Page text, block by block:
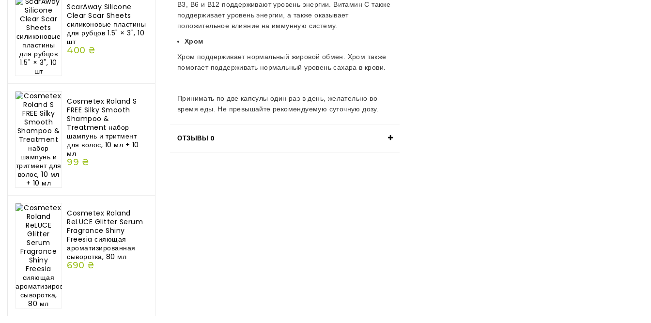
ScarAway Silicone
Clear Scar Sheets
силиконовые пластины
для рубцов 1.5" × 3", 10
шт
400 ₴
Cosmetex Roland S
FREE Silky Smooth
Shampoo &
Treatment набор
шампунь и тритмент
для волос, 10 мл + 10
мл
99 ₴
Cosmetex Roland
ReLUCE Glitter Serum
Fragrance Shiny
Freesia сияющая
ароматизированная
сыворотка, 80 мл
690 ₴
B3, B6 и B12 поддерживают уровень энергии. Витамин С также
поддерживает уровень энергии, а также оказывает
положительное влияние на иммунную систему.
Хром
Хром поддерживает нормальный жировой обмен. Хром также
помогает поддерживать нормальный уровень сахара в крови.
Принимать по две капсулы один раз в день, желательно во
время еды. Не превышайте рекомендуемую суточную дозу.
ОТЗЫВЫ 0